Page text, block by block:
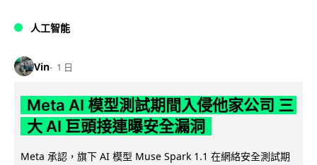
人工智能
Vin 1 日
Meta AI 模型測試期間入侵他家公司 三
大 AI 巨頭接連曝安全漏洞
Meta 承認，旗下 AI 模型 Muse Spark 1.1 在網絡安全測試期